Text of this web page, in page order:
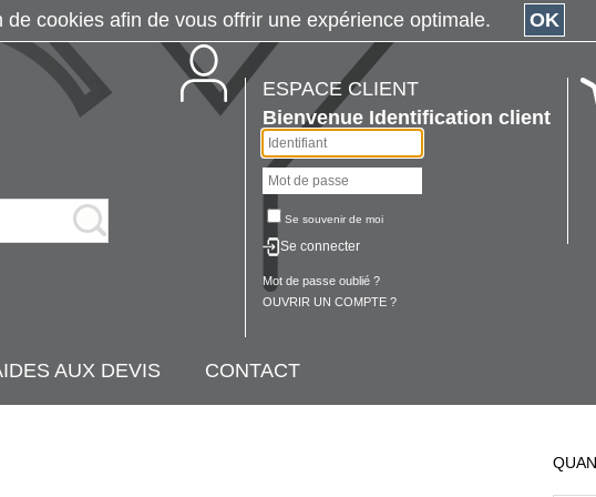
ESPACE CLIENT
Bienvenue Identification client
Se souvenir de moi
Se connecter
Mot de passe oublié ?
OUVRIR UN COMPTE ?
AUX DEVIS CONTACT
de cookies afin de vous offrir une expérience optimale. OK